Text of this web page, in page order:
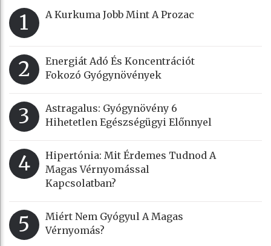
1 A Kurkuma Jobb Mint A Prozac
2
Energiát Adó És Koncentrációt
Fokozó Gyógynövények
3
Astragalus: Gyógynövény 6
Hihetetlen Egészségügyi Előnnyel
4
Hipertónia: Mit Érdemes Tudnod A
Magas Vérnyomással
Kapcsolatban?
5
Miért Nem Gyógyul A Magas
Vérnyomás?